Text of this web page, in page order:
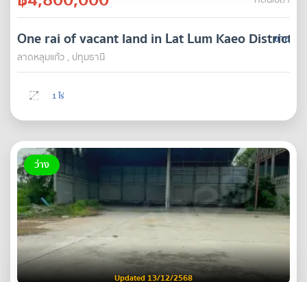
ขาย
One rai of vacant land in Lat Lum Kaeo District,
ลาดหลุมแก้ว , ปทุมธานี
1 ไร่
ว่าง
Updated 13/12/2568